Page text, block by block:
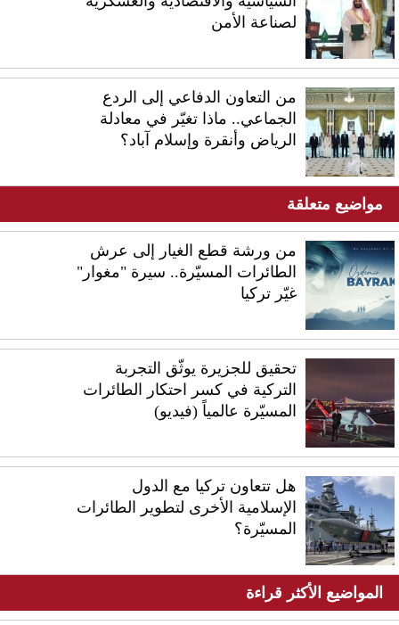
لصناعة الأمن
من التعاون الدفاعي إلى الردع
الجماعي.. ماذا تغيّر في معادلة
الرياض وأنقرة وإسلام آباد؟
مواضيع متعلقة
من ورشة قطع الغيار إلى عرش
الطائرات المسيّرة.. سيرة "مغوار"
غيّر تركيا
تحقيق للجزيرة يوثّق التجربة
التركية في كسر احتكار الطائرات
المسيّرة عالمياً (فيديو)
هل تتعاون تركيا مع الدول
الإسلامية الأخرى لتطوير الطائرات
المسيّرة؟
المواضيع الأكثر قراءة